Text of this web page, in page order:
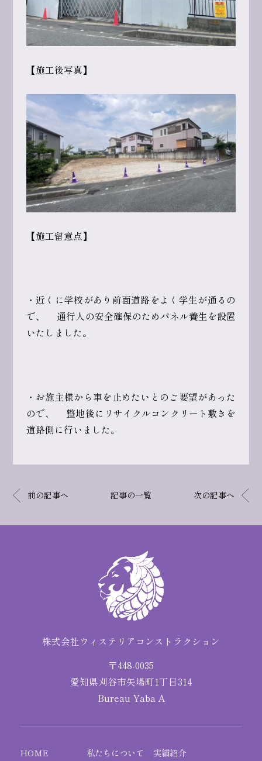
【施工後写真】
【施工留意点】
・近くに学校があり前面道路をよく学生が通るの
で、 通行人の安全確保のためパネル養生を設置
いたしました。
・お施主様から車を止めたいとのご要望があった
ので、 整地後にリサイクルコンクリート敷きを
道路側に行いました。
前の記事へ 記事の一覧 次の記事へ
株式会社ウィステリアコンストラクション
〒448-0035
愛知県刈谷市矢場町1丁目314
Bureau Yaba A
HOME 私たちについて 実績紹介